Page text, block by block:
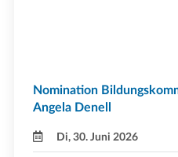
Nomination
Angela Denell
Di, 30. Juni 2026